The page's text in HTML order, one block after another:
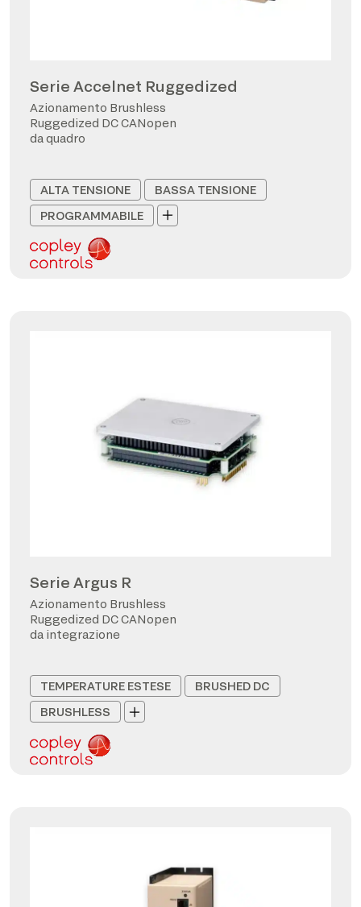
Serie Accelnet Ruggedized
Azionamento Brushless
Ruggedized DC CANopen
da quadro
ALTA TENSIONE
BASSA TENSIONE
PROGRAMMABILE
Serie Argus R
Azionamento Brushless
Ruggedized DC CANopen
da integrazione
TEMPERATURE ESTESE
BRUSHED DC
BRUSHLESS